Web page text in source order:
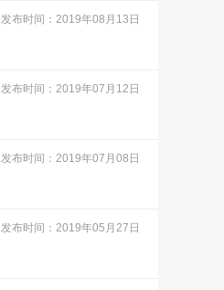
发布时间：2019年08月13日
发布时间：2019年07月12日
发布时间：2019年07月08日
发布时间：2019年05月27日